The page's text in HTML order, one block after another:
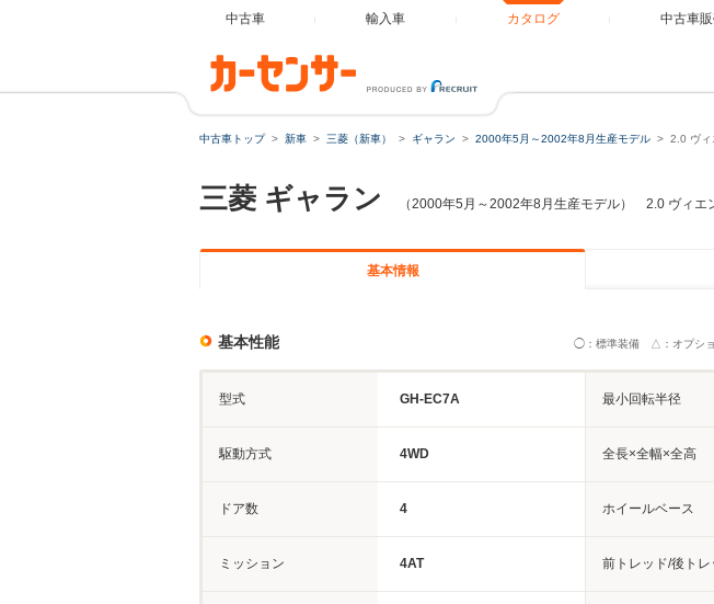
中古車 輸入車 カタログ 中古車
中古車トップ 新車 三菱（新車） ギャラン 2000年5月～2002年8月生産モデル 2.0 ヴィ
三菱 ギャラン （2000年5月～2002年8月生産モデル） 2.0 ヴィエ
基本情報
基本性能 ◯：標準装備 △：オプショ
型式 GH-EC7A 最小回転半径
駆動方式 4WD 全長×全幅×全高
ドア数 4 ホイールベース
ミッション 4AT 前トレッド/後トレ